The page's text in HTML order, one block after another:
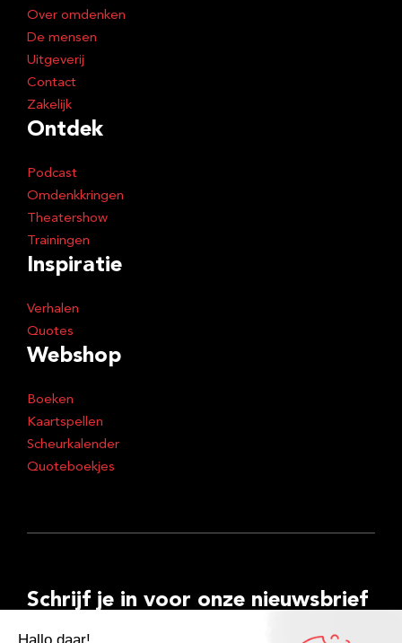
Over omdenken
De mensen
Uitgeverij
Contact
Zakelijk
Ontdek
Podcast
Omdenkkringen
Theatershow
Trainingen
Inspiratie
Verhalen
Quotes
Webshop
Boeken
Kaartspellen
Scheurkalender
Quoteboekjes
Schrijf je in voor onze nieuwsbrief